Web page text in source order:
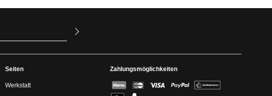
Zahlungsmöglichkeiten
Seiten
Werkstatt